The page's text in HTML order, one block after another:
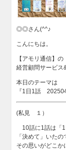
◎◎さん(^^♪
こんにちは。
【アモリ通信】
経営顧問サービス
本日のテーマは
『1日1話
(私見 １）
10話に1話は「1
「決めて」いた
その思いがどこか